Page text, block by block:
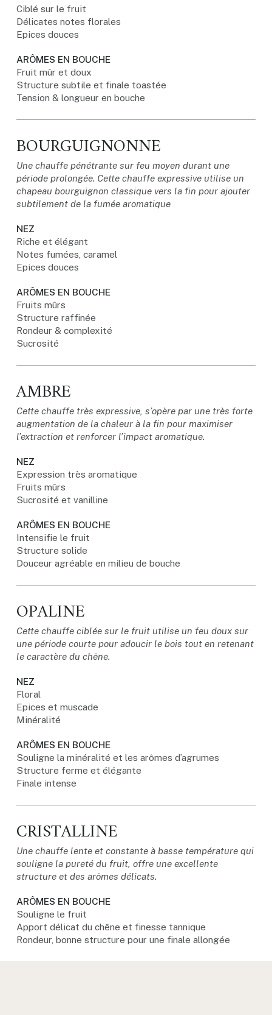
Ciblé sur le fruit
Délicates notes florales
Epices douces
ARÔMES EN BOUCHE
Fruit mûr et doux
Structure subtile et finale toastée
Tension & longueur en bouche
NEZ
Riche et élégant
Notes fumées, caramel
Epices douces
ARÔMES EN BOUCHE
Fruits mûrs
Structure raffinée
Rondeur & complexité
Sucrosité
BOURGUIGNONNE
Une chauffe pénétrante sur feu moyen durant une
période prolongée. Cette chauffe expressive utilise un
chapeau bourguignon classique vers la fin pour ajouter
subtilement de la fumée aromatique
NEZ
Expression très aromatique
Fruits mûrs
Sucrosité et vanilline
ARÔMES EN BOUCHE
Intensifie le fruit
Structure solide
Douceur agréable en milieu de bouche
AMBRE
Cette chauffe très expressive, s’opère par une très forte
augmentation de la chaleur à la fin pour maximiser
l’extraction et renforcer l’impact aromatique.
NEZ
Floral
Epices et muscade
Minéralité
ARÔMES EN BOUCHE
Souligne la minéralité et les arômes d’agrumes
Structure ferme et élégante
Finale intense
OPALINE
Cette chauffe ciblée sur le fruit utilise un feu doux sur
une période courte pour adoucir le bois tout en retenant
le caractère du chêne.
ARÔMES EN BOUCHE
Souligne le fruit
Apport délicat du chêne et finesse tannique
Rondeur, bonne structure pour une finale allongée
CRISTALLINE
Une chauffe lente et constante à basse température qui
souligne la pureté du fruit, offre une excellente
structure et des arômes délicats.